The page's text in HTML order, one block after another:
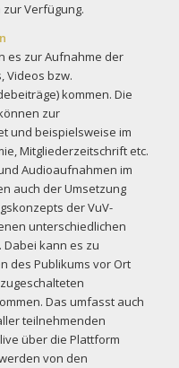
Verfügung.
es zur Aufnahme der
Videos bzw.
kommen. Die
zur
und beispielsweise im
Mitgliederzeitschrift etc.
Audioaufnahmen im
auch der Umsetzung
der VuV-
unterschiedlichen
kann es zu
des Publikums vor Ort
Das umfasst auch
teilnehmenden
über die Plattform
von den